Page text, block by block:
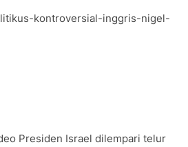
kontroversial-inggris-nigel-
Presiden Israel dilempari telur